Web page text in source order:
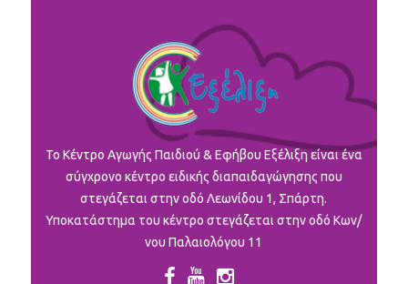
To Κέντρο Αγωγής Παιδιού & Εφήβου Εξέλιξη είναι ένα
σύγχρονο κέντρο ειδικής διαπαιδαγώγησης που
στεγάζεται στην οδό Λεωνίδου 1, Σπάρτη.
Υποκατάστημα του κέντρο στεγάζεται στην οδό Κων/
νου Παλαιολόγου 11